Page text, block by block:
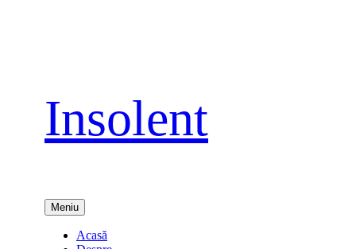
Insolent
Meniu
Acasă